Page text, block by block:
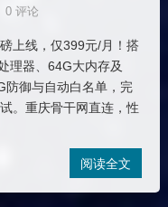
0 评论
上线，仅399元/月！搭
理器、64G大内存及
防御与自动白名单，完
。重庆骨干网直连，性
阅读全文